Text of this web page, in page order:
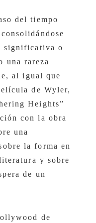
del tiempo
significativa o
una rareza
al igual que
de Wyler,
Heights”
con la obra
una
la forma en
y sobre
de un
de